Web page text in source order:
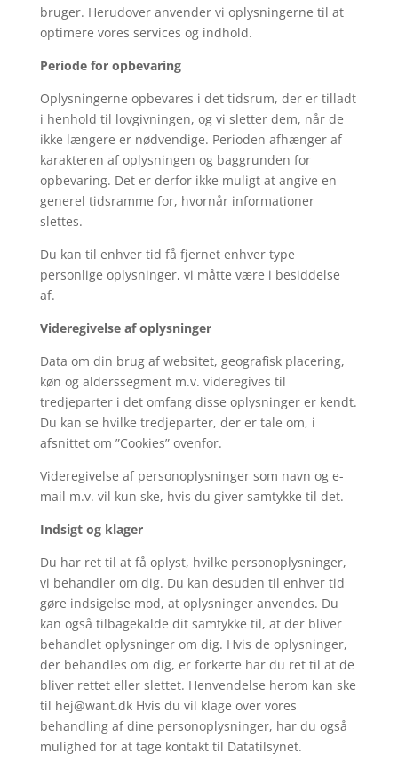
bruger. Herudover anvender vi oplysningerne til at
optimere vores services og indhold.
Periode for opbevaring
Oplysningerne opbevares i det tidsrum, der er tilladt
i henhold til lovgivningen, og vi sletter dem, når de
ikke længere er nødvendige. Perioden afhænger af
karakteren af oplysningen og baggrunden for
opbevaring. Det er derfor ikke muligt at angive en
generel tidsramme for, hvornår informationer
slettes.
Du kan til enhver tid få fjernet enhver type
personlige oplysninger, vi måtte være i besiddelse
af.
Videregivelse af oplysninger
Data om din brug af websitet, geografisk placering,
køn og alderssegment m.v. videregives til
tredjeparter i det omfang disse oplysninger er kendt.
Du kan se hvilke tredjeparter, der er tale om, i
afsnittet om ”Cookies” ovenfor.
Videregivelse af personoplysninger som navn og e-
mail m.v. vil kun ske, hvis du giver samtykke til det.
Indsigt og klager
Du har ret til at få oplyst, hvilke personoplysninger,
vi behandler om dig. Du kan desuden til enhver tid
gøre indsigelse mod, at oplysninger anvendes. Du
kan også tilbagekalde dit samtykke til, at der bliver
behandlet oplysninger om dig. Hvis de oplysninger,
der behandles om dig, er forkerte har du ret til at de
bliver rettet eller slettet. Henvendelse herom kan ske
til hej@want.dkHvis du vil klage over vores
behandling af dine personoplysninger, har du også
mulighed for at tage kontakt til Datatilsynet.